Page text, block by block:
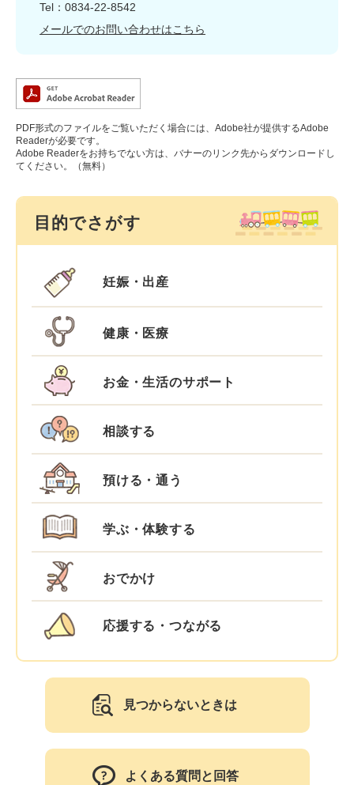
Tel：0834-22-8542
メールでのお問い合わせはこちら
PDF形式のファイルをご覧いただく場合には、Adobe社が提供するAdobe
Readerが必要です。
Adobe Readerをお持ちでない方は、バナーのリンク先からダウンロードし
てください。（無料）
目的でさがす
妊娠・出産
健康・医療
お金・生活のサポート
相談する
預ける・通う
学ぶ・体験する
おでかけ
応援する・つながる
見つからないときは
よくある質問と回答